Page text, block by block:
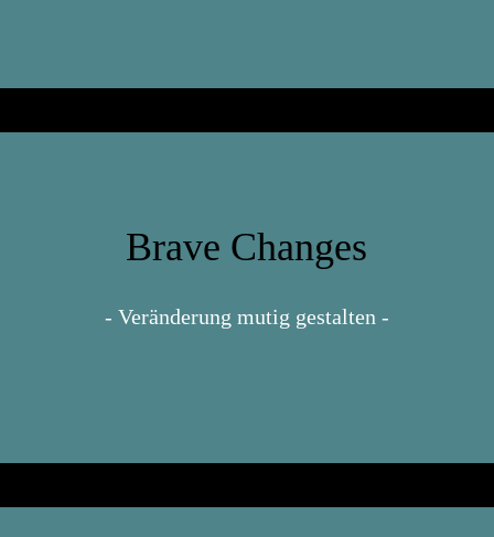
Brave Changes
- Veränderung mutig gestalten -